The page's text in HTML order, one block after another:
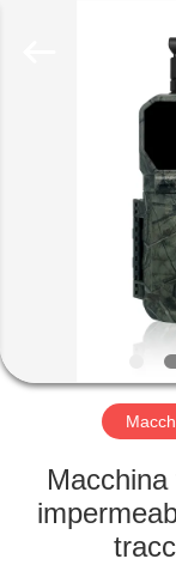
SU
DI
VISITA